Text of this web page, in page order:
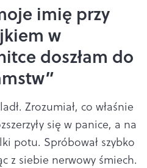
imię przy
w
doszłam do
Zrozumiał, co właśnie
się w panice, a na
potu. Spróbował szybko
z siebie nerwowy śmiech.